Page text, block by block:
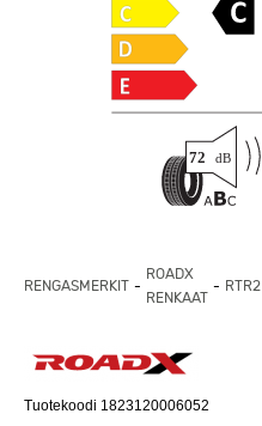
RENGASMERKIT
ROADX
RENKAAT
RTR2
Tuotekoodi 1823120006052